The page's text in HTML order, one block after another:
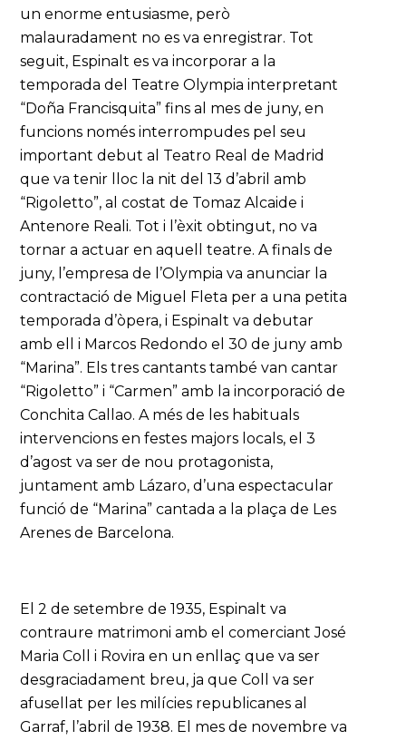
un enorme entusiasme, però
malauradament no es va enregistrar. Tot
seguit, Espinalt es va incorporar a la
temporada del Teatre Olympia interpretant
“Doña Francisquita” fins al mes de juny, en
funcions només interrompudes pel seu
important debut al Teatro Real de Madrid
que va tenir lloc la nit del 13 d’abril amb
“Rigoletto”, al costat de Tomaz Alcaide i
Antenore Reali. Tot i l’èxit obtingut, no va
tornar a actuar en aquell teatre. A finals de
juny, l’empresa de l’Olympia va anunciar la
contractació de Miguel Fleta per a una petita
temporada d’òpera, i Espinalt va debutar
amb ell i Marcos Redondo el 30 de juny amb
“Marina”. Els tres cantants també van cantar
“Rigoletto” i “Carmen” amb la incorporació de
Conchita Callao. A més de les habituals
intervencions en festes majors locals, el 3
d’agost va ser de nou protagonista,
juntament amb Lázaro, d’una espectacular
funció de “Marina” cantada a la plaça de Les
Arenes de Barcelona.
El 2 de setembre de 1935, Espinalt va
contraure matrimoni amb el comerciant José
Maria Coll i Rovira en un enllaç que va ser
desgraciadament breu, ja que Coll va ser
afusellat per les milícies republicanes al
Garraf, l’abril de 1938. El mes de novembre va